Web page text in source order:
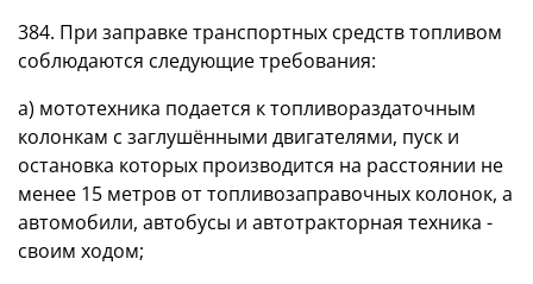
384. При заправке транспортных средств топливом
соблюдаются следующие требования:
а) мототехника подается к топливораздаточным
колонкам с заглушёнными двигателями, пуск и
остановка которых производится на расстоянии не
менее 15 метров от топливозаправочных колонок, а
автомобили, автобусы и автотракторная техника -
своим ходом;